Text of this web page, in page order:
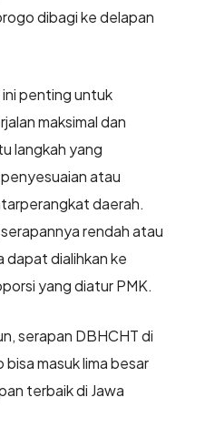
dibagi ke delapan
ini penting untuk
maksimal dan
langkah yang
atau
daerah.
rendah atau
dapat dialihkan ke
yang diatur PMK.
serapan DBHCHT di
masuk lima besar
terbaik di Jawa